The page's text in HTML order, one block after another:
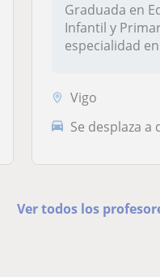
Graduada en
Infantil y
especialidad
Vigo
Se desplaza a
Ver todos los